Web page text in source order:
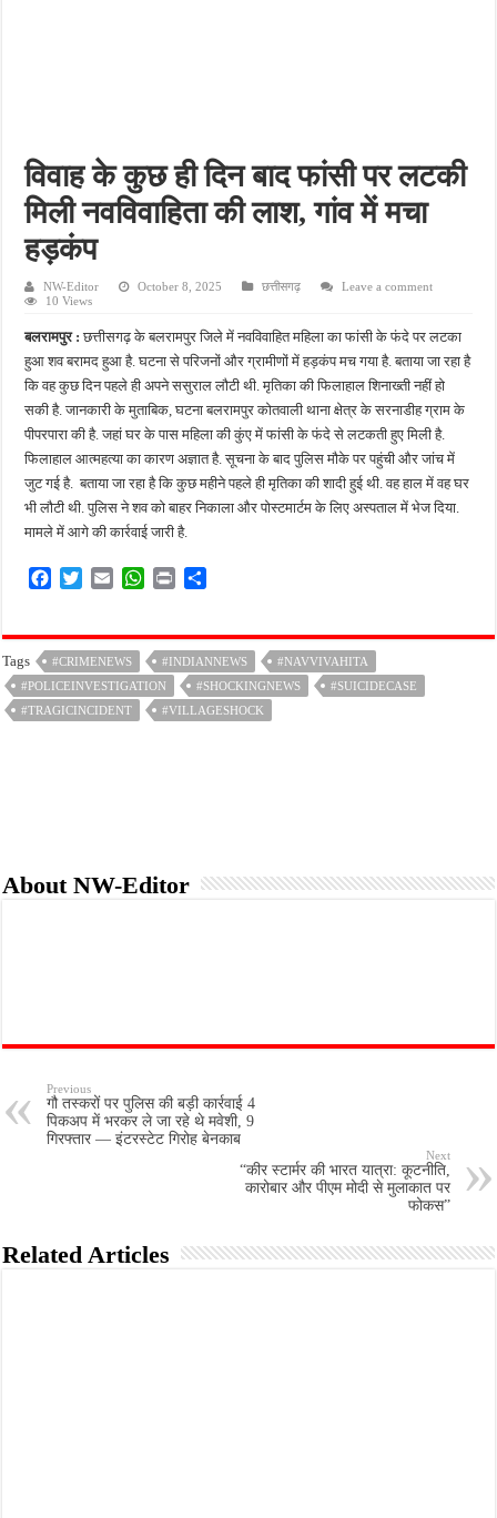
पेड़ लगाने के विवाद ने लिया हिंसक मोड़, महिला पर कुल्हाड़ी से किया हमला
विवाह के कुछ ही दिन बाद फांसी पर लटकी
मिली नवविवाहिता की लाश, गांव में मचा
हड़कंप
NW-Editor October 8, 2025 छत्तीसगढ़
Leave a comment
10 Views
बलरामपुर : छत्तीसगढ़ के बलरामपुर जिले में नवविवाहित महिला का फांसी के फंदे पर लटका
हुआ शव बरामद हुआ है. घटना से परिजनों और ग्रामीणों में हड़कंप मच गया है. बताया जा रहा है
कि वह कुछ दिन पहले ही अपने ससुराल लौटी थी. मृतिका की फिलाहाल शिनाख्ती नहीं हो
सकी है. जानकारी के मुताबिक, घटना बलरामपुर कोतवाली थाना क्षेत्र के सरनाडीह ग्राम के
पीपरपारा की है. जहां घर के पास महिला की कुंए में फांसी के फंदे से लटकती हुए मिली है.
फिलाहाल आत्महत्या का कारण अज्ञात है. सूचना के बाद पुलिस मौके पर पहुंची और जांच में
जुट गई है. बताया जा रहा है कि कुछ महीने पहले ही मृतिका की शादी हुई थी. वह हाल में वह घर
भी लौटी थी. पुलिस ने शव को बाहर निकाला और पोस्टमार्टम के लिए अस्पताल में भेज दिया.
मामले में आगे की कार्रवाई जारी है.
e
b
o
o
t
t
e
r
i
l
W
t
s
A
p
n
t
r
e
Tags #CRIMENEWS #INDIANNEWS
#NAVVIVAHITA
#POLICEINVESTIGATION
#SHOCKINGNEWS
#SUICIDECASE
#TRAGICINCIDENT
#VILLAGESHOCK
About NW-Editor
Previous
गौ तस्करों पर पुलिस की बड़ी कार्रवाई 4
पिकअप में भरकर ले जा रहे थे मवेशी, 9
गिरफ्तार — इंटरस्टेट गिरोह बेनकाब
Next
“कीर स्टार्मर की भारत यात्रा: कूटनीति,
कारोबार और पीएम मोदी से मुलाकात पर
फोकस”
Related Articles